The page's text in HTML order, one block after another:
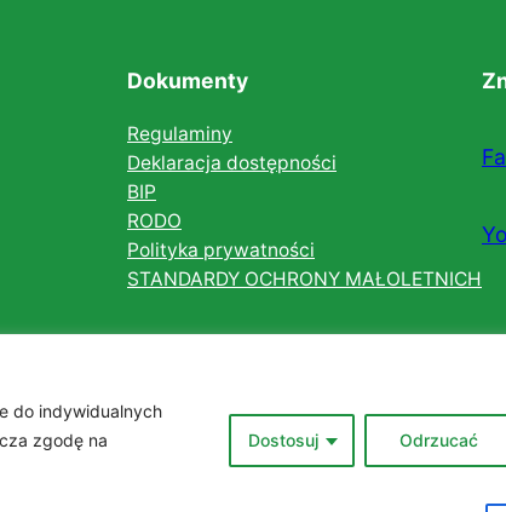
do indywidualnych
zgodę na
Dostosuj Odrzucać
Dokumenty
Regulaminy
Deklaracja dostępności
BIP
RODO
Polityka prywatności
STANDARDY OCHRONY MAŁOLETNICH